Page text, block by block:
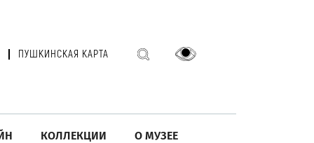
ПУШКИНСКАЯ КАРТА
КОЛЛЕКЦИИ О МУЗЕЕ